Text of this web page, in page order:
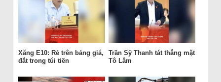
Xăng E10: Rẻ trên bảng giá,
đắt trong túi tiền
Trần Sỹ Thanh tát thẳng mặt
Tô Lâm